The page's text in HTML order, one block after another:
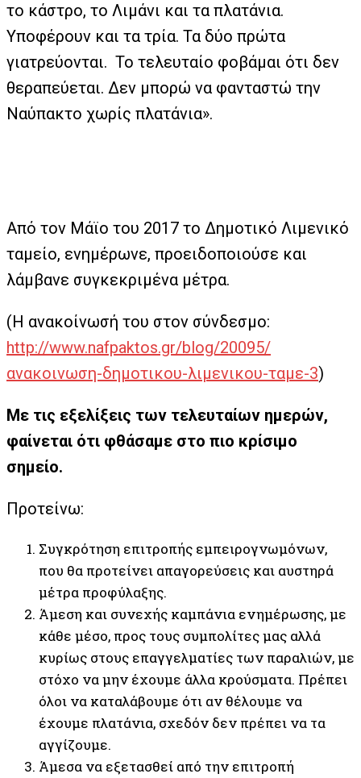
το κάστρο, το Λιμάνι και τα πλατάνια.
Υποφέρουν και τα τρία. Τα δύο πρώτα
γιατρεύονται. Το τελευταίο φοβάμαι ότι δεν
θεραπεύεται. Δεν μπορώ να φανταστώ την
Ναύπακτο χωρίς πλατάνια».
Από τον Μάϊο του 2017 το Δημοτικό Λιμενικό
ταμείο, ενημέρωνε, προειδοποιούσε και
λάμβανε συγκεκριμένα μέτρα.
(Η ανακοίνωσή του στον σύνδεσμο:
http://www.nafpaktos.gr/blog/20095/
ανακοινωση-δημοτικου-λιμενικου-ταμε-3)
Με τις εξελίξεις των τελευταίων ημερών,
φαίνεται ότι φθάσαμε στο πιο κρίσιμο
σημείο.
Προτείνω:
Συγκρότηση επιτροπής εμπειρογνωμόνων,
που θα προτείνει απαγορεύσεις και αυστηρά
μέτρα προφύλαξης.
Άμεση και συνεχής καμπάνια ενημέρωσης, με
κάθε μέσο, προς τους συμπολίτες μας αλλά
κυρίως στους επαγγελματίες των παραλιών, με
στόχο να μην έχουμε άλλα κρούσματα. Πρέπει
όλοι να καταλάβουμε ότι αν θέλουμε να
έχουμε πλατάνια, σχεδόν δεν πρέπει να τα
αγγίζουμε.
Άμεσα να εξετασθεί από την επιτροπή